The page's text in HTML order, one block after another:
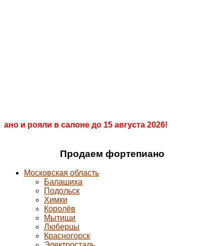
и рояли в салоне до 15 августа 2026!
Продаем фортепиано
Московская область
Балашиха
Подольск
Химки
Королёв
Мытищи
Люберцы
Красногорск